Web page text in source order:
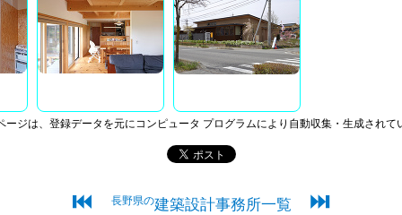
ジは、登録データを元にコンピュータ プログラムにより自動収集・生成されて
⏮ 長野県の建築設計事務所一覧 ⏭